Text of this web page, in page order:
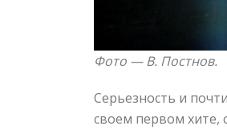
Фото —В. Постнов.
Серьезность и
своем первом хите,